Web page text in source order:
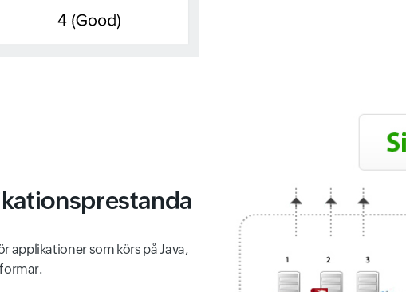
applikationer som körs på Java,